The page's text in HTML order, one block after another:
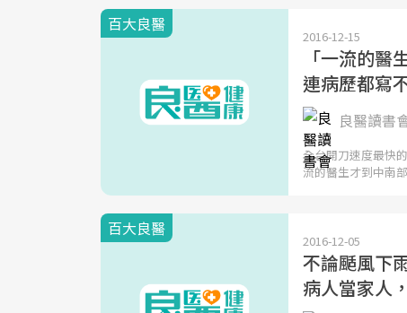
百大良醫
2016-12-15
「一流的
連病歷都寫
良醫讀書
全台開刀速度最快
流的醫生才到中南部
百大良醫
2016-12-05
不論颳風下
病人當家人